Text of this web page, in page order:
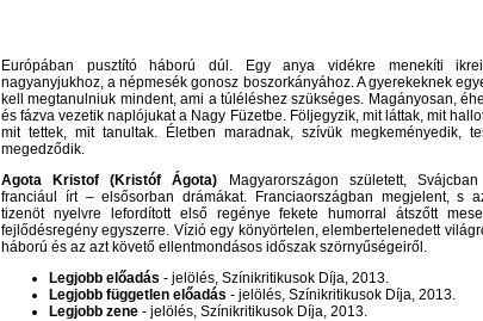
Európában pusztító háború dúl. Egy anya vidékre menekíti
nagyanyjukhoz, a népmesék gonosz boszorkányához. A gyerekeknek
kell megtanulniuk mindent, ami a túléléshez szükséges. Magányosan,
és fázva vezetik naplójukat a Nagy Füzetbe. Följegyzik, mit láttak, mit
mit tettek, mit tanultak. Életben maradnak, szívük megkeményedik,
megedződik.
Agota Kristof (Kristóf Ágota)
Magyarországon született,
franciául írt – elsősorban drámákat. Franciaországban megjelent, s
tizenöt nyelvre lefordított első regénye fekete humorral átszőtt
fejlődésregény egyszerre. Vízió egy könyörtelen, elembertelenedett
háború és az azt követő ellentmondásos időszak szörnyűségeiről.
Legjobb előadás - jelölés, Színikritikusok Díja, 2013.
Legjobb független előadás - jelölés, Színikritikusok Díja, 2013.
Legjobb zene - jelölés, Színikritikusok Díja, 2013.